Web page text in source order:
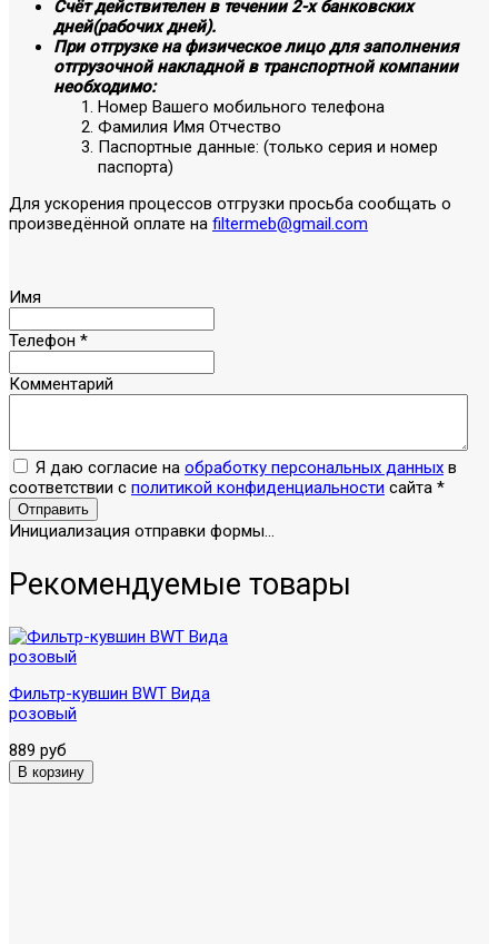
Счёт действителен в течении 2-х банковских
дней(рабочих дней).
При отгрузке на физическое лицо для заполнения
отгрузочной накладной в транспортной компании
необходимо:
Номер Вашего мобильного телефона
Фамилия Имя Отчество
Паспортные данные: (только серия и номер
паспорта)
Для ускорения процессов отгрузки просьба сообщать о
произведённой оплате на filtermeb@gmail.com
Имя
Телефон *
Комментарий
Я даю согласие на обработку персональных данных в
соответствии с политикой конфиденциальности сайта *
Отправить
Инициализация отправки формы...
Рекомендуемые товары
Фильтр-кувшин BWT Вида
розовый
889 руб